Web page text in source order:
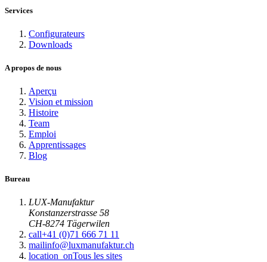
Services
Configurateurs
Downloads
A propos de nous
Aperçu
Vision et mission
Histoire
Team
Emploi
Apprentissages
Blog
Bureau
LUX-Manufaktur
Konstanzerstrasse 58
CH-8274 Tägerwilen
call+41 (0)71 666 71 11
mailinfo@luxmanufaktur.ch
location_onTous les sites